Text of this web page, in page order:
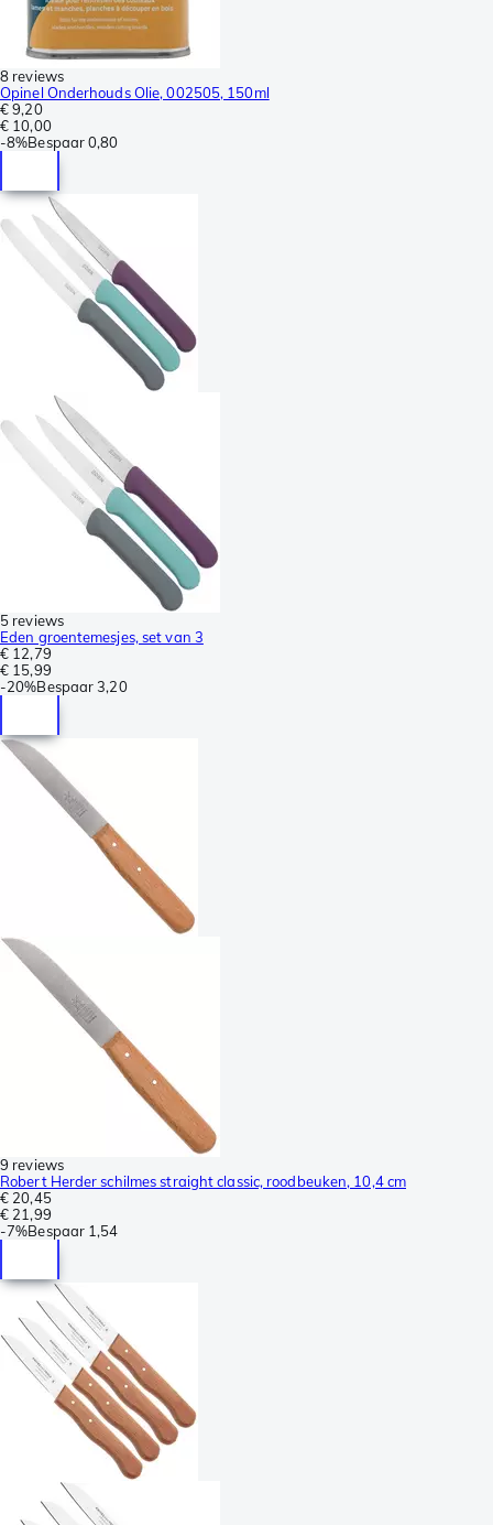
8 reviews
Opinel Onderhouds Olie, 002505, 150ml
€ 9,20
€ 10,00
-8%Bespaar0,80
5 reviews
Eden groentemesjes, set van 3
€ 12,79
€ 15,99
-20%Bespaar 3,20
9 reviews
Robert Herder schilmes straight classic, roodbeuken, 10,4 cm
€ 20,45
€ 21,99
-7%Bespaar 1,54